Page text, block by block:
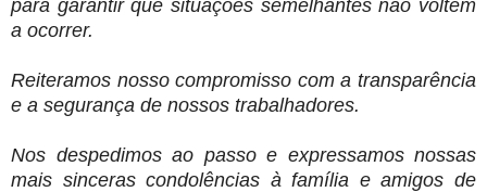
para garantir que situações semelhantes não voltem
a ocorrer.
Reiteramos nosso compromisso com a transparência
e a segurança de nossos trabalhadores.
Nos despedimos ao passo e expressamos nossas
mais sinceras condolências à família e amigos de